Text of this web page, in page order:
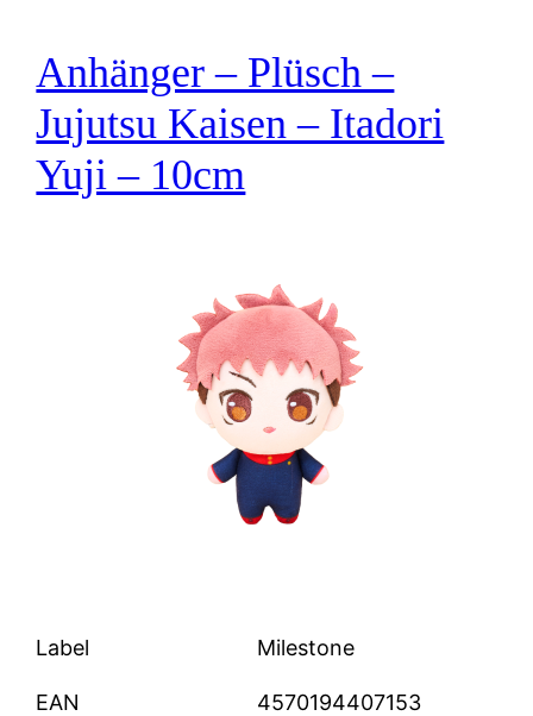
Anhänger – Plüsch –
Jujutsu Kaisen – Itadori
Yuji – 10cm
Label Milestone
EAN 4570194407153